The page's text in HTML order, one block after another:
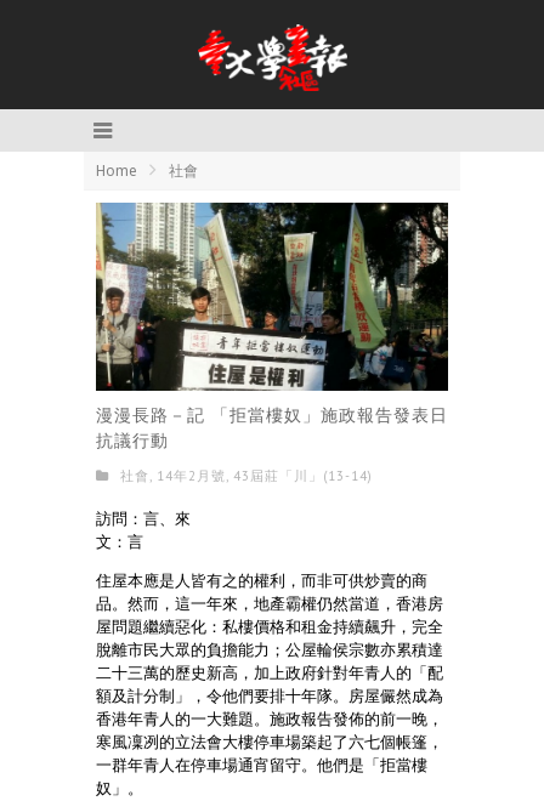
Home 社會
漫漫長路－記 「拒當樓奴」施政報告發表日
抗議行動
社會 , 14年2月號 , 43屆莊「川」(13-14)
訪問：言、來
文：言
住屋本應是人皆有之的權利，而非可供炒賣的商
品。然而，這一年來，地產霸權仍然當道，香港房
屋問題繼續惡化：私樓價格和租金持續飆升，完全
脫離市民大眾的負擔能力；公屋輪侯宗數亦累積達
二十三萬的歷史新高，加上政府針對年青人的「配
額及計分制」，令他們要排十年隊。房屋儼然成為
香港年青人的一大難題。施政報告發佈的前一晚，
寒風凜冽的立法會大樓停車場築起了六七個帳篷，
一群年青人在停車場通宵留守。他們是「拒當樓
奴」。